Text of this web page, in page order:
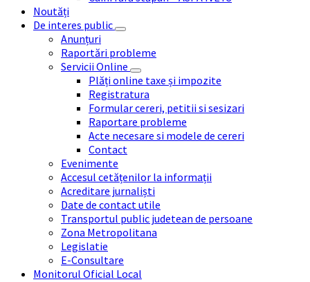
Noutăți
De interes public
Anunțuri
Raportări probleme
Servicii Online
Plăți online taxe și impozite
Registratura
Formular cereri, petitii si sesizari
Raportare probleme
Acte necesare si modele de cereri
Contact
Evenimente
Accesul cetățenilor la informații
Acreditare jurnaliști
Date de contact utile
Transportul public judetean de persoane
Zona Metropolitana
Legislatie
E-Consultare
Monitorul Oficial Local